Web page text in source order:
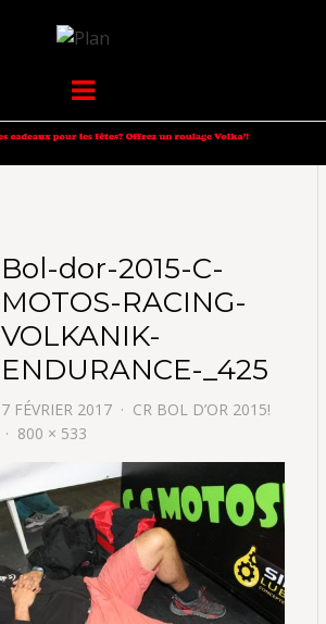
VOLKANIK-
ENDURANCE
Menu
Bol-dor-2015-C-
MOTOS-RACING-
VOLKANIK-
ENDURANCE-_425
7 FÉVRIER 2017
CR BOL D’OR 2015!
800 × 533